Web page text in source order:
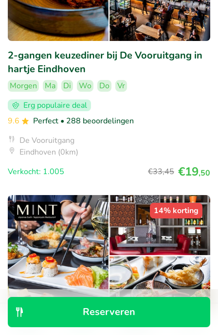
Reserveren
2-gangen keuzediner bij De Vooruitgang in
hartje Eindhoven
Morgen Ma Di Wo Do
Vr
Erg populaire deal
9.6
Perfect • 288 beoordelingen
De Vooruitgang
Eindhoven (0km)
Verkocht: 1.005
€33,45 €19,50
14% korting
All-You-Can-Eat-diner (geen tijdslimiet) bij